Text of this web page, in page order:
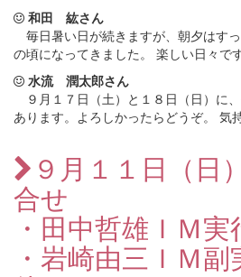
和田 紘さん
毎日暑い日が続きますが、朝夕はす
の頃になってきました。 楽しい日々です
水流 潤太郎さん
９月１７日（土）と１８日（日）に
あります。よろしかったらどうぞ。 気
９月１１日（日
合せ
・田中哲雄ＩＭ
・岩崎由三ＩＭ